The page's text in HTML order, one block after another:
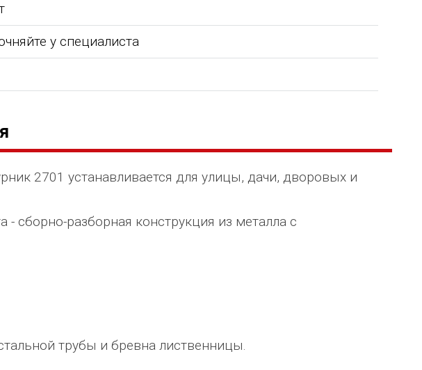
у специалиста
2701 устанавливается для улицы, дачи, дворовых и
- сборно-разборная конструкция из металла с
трубы и бревна лиственницы.